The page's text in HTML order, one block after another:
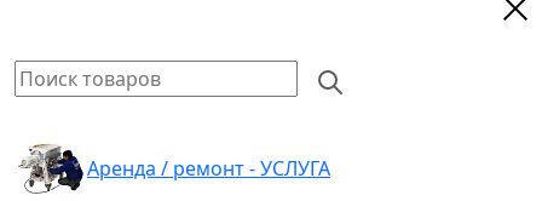
Аренда / ремонт - УСЛУГА